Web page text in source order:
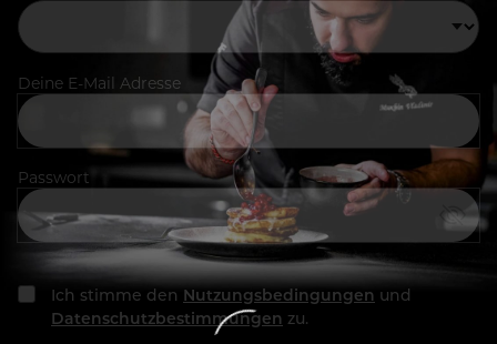
Deine E-Mail Adresse
Passwort
Ich stimme den Nutzungsbedingungen und
Datenschutzbestimmungen zu.